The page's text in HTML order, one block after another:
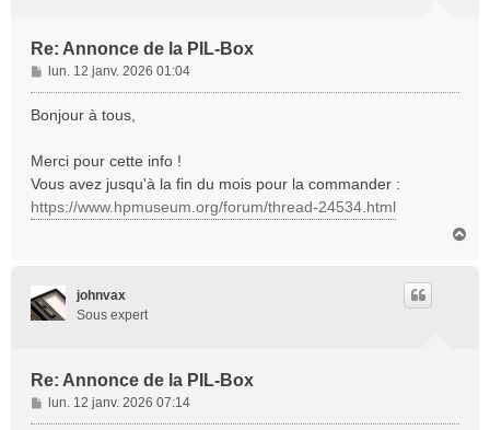
Re: Annonce de la PIL-Box
M
e
s
g
e
lun. 12 janv. 2026 01:04
Bonjour à tous,
Merci pour cette info !
Vous avez jusqu'à la fin du mois pour la commander :
https://www.hpmuseum.org/forum/thread-24534.html
johnvax
Sous expert
Re: Annonce de la PIL-Box
M
e
lun. 12 janv. 2026 07:14